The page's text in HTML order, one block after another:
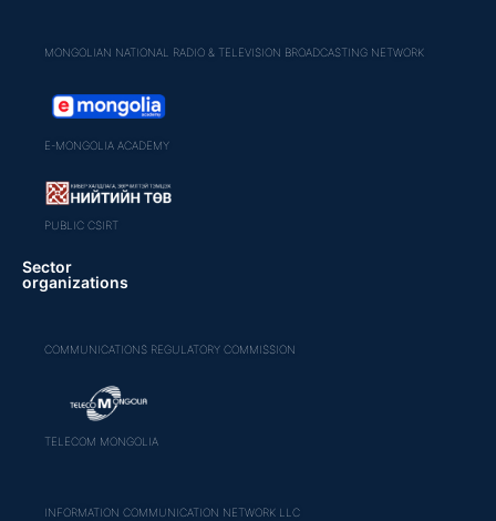
MONGOLIAN NATIONAL RADIO & TELEVISION BROADCASTING NETWORK
E-MONGOLIA ACADEMY
PUBLIC CSIRT
Sector
organizations
COMMUNICATIONS REGULATORY COMMISSION
TELECOM MONGOLIA
INFORMATION COMMUNICATION NETWORK LLC